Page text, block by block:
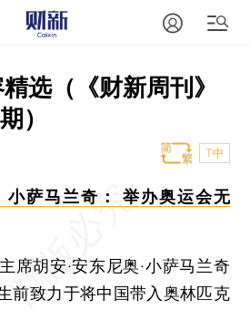
选（《财新周刊》
）
T中
小萨马兰奇： 举办奥运会无
胡安·安东尼奥·小萨马兰奇
前致力于将中国带入奥林匹克